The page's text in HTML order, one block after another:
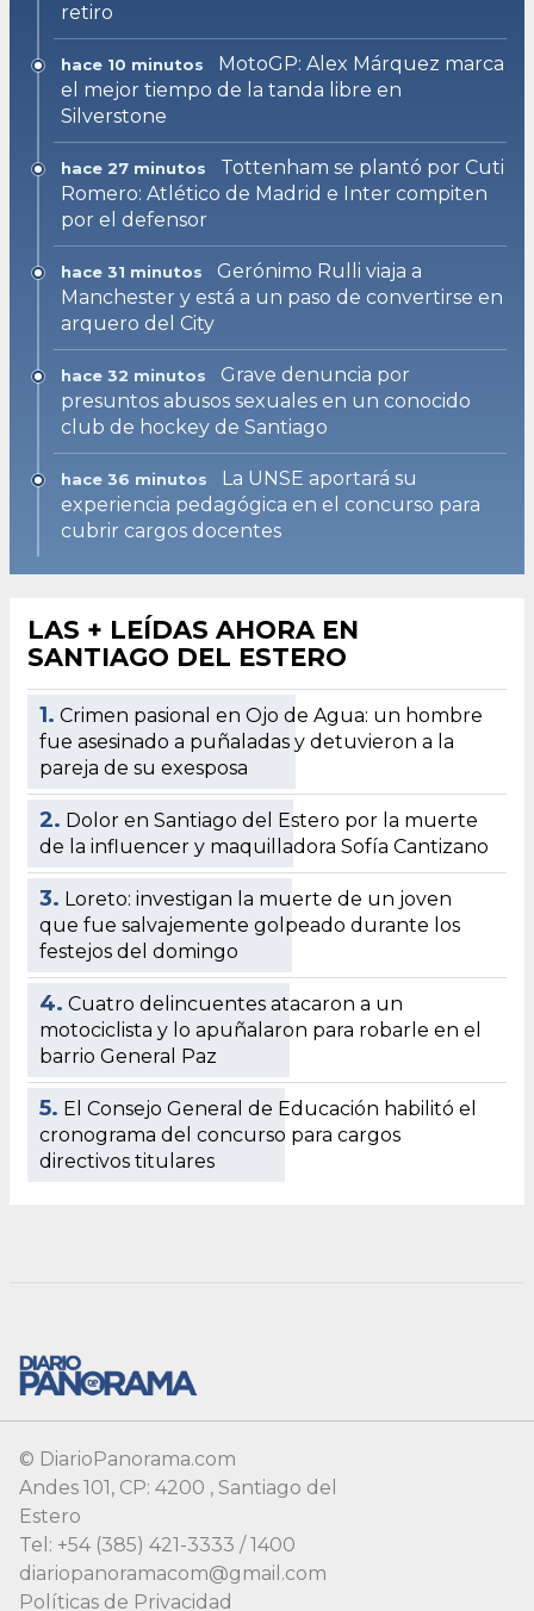
retiro
hace 10 minutos
MotoGP: Alex Márquez marca
el mejor tiempo de la tanda libre en
Silverstone
hace 27 minutos
Tottenham se plantó por Cuti
Romero: Atlético de Madrid e Inter compiten
por el defensor
hace 31 minutos
Gerónimo Rulli viaja a
Manchester y está a un paso de convertirse en
arquero del City
hace 32 minutos
Grave denuncia por
presuntos abusos sexuales en un conocido
club de hockey de Santiago
hace 36 minutos
La UNSE aportará su
experiencia pedagógica en el concurso para
cubrir cargos docentes
LAS + LEÍDAS AHORA EN
SANTIAGO DEL ESTERO
1. Crimen pasional en Ojo de Agua: un hombre
fue asesinado a puñaladas y detuvieron a la
pareja de su exesposa
2. Dolor en Santiago del Estero por la muerte
de la influencer y maquilladora Sofía Cantizano
3. Loreto: investigan la muerte de un joven
que fue salvajemente golpeado durante los
festejos del domingo
4. Cuatro delincuentes atacaron a un
motociclista y lo apuñalaron para robarle en el
barrio General Paz
5. El Consejo General de Educación habilitó el
cronograma del concurso para cargos
directivos titulares
© DiarioPanorama.com
Andes 101, CP: 4200 , Santiago del
Estero
Tel: +54 (385) 421-3333 / 1400
diariopanoramacom@gmail.com
Políticas de Privacidad